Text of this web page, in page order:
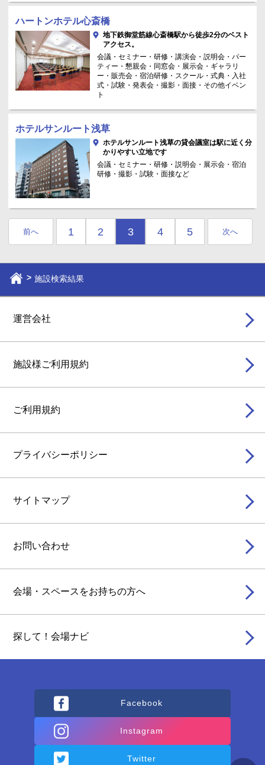
ハートンホテル心斎橋
地下鉄御堂筋線心斎橋駅から徒歩2分のベスト
アクセス。
会議・セミナー・研修・講演会・説明会・パー
ティー・懇親会・同窓会・展示会・ギャラリ
ー・販売会・宿泊研修・スクール・式典・入社
式・試験・発表会・撮影・面接・その他イベン
ト
ホテルサンルート浅草
ホテルサンルート浅草の貸会議室は駅に近く分
かりやすい立地です
会議・セミナー・研修・説明会・展示会・宿泊
研修・撮影・試験・面接など
前へ 1 2 3 4 5 次へ
施設検索結果
運営会社
施設様ご利用規約
ご利用規約
プライバシーポリシー
サイトマップ
お問い合わせ
会場・スペースをお持ちの方へ
探して！会場ナビ
Facebook
Instagram
Twitter